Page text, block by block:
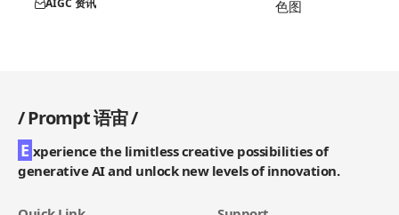
/Prompt 语宙/
E xperience the limitless creative possibilities of
generative AI and unlock new levels of innovation.